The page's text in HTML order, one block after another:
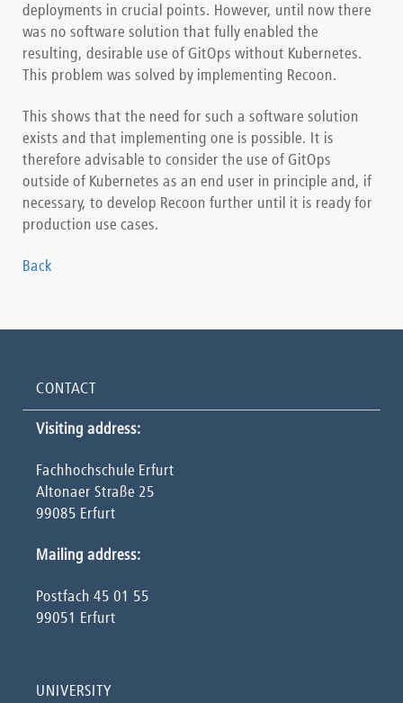
deployments in crucial points. However, until now there
was no software solution that fully enabled the
resulting, desirable use of GitOps without Kubernetes.
This problem was solved by implementing Recoon.
This shows that the need for such a software solution
exists and that implementing one is possible. It is
therefore advisable to consider the use of GitOps
outside of Kubernetes as an end user in principle and, if
necessary, to develop Recoon further until it is ready for
production use cases.
Back
CONTACT
Visiting address:
Fachhochschule Erfurt
Altonaer Straße 25
99085 Erfurt
Mailing address:
Postfach 45 01 55
99051 Erfurt
UNIVERSITY